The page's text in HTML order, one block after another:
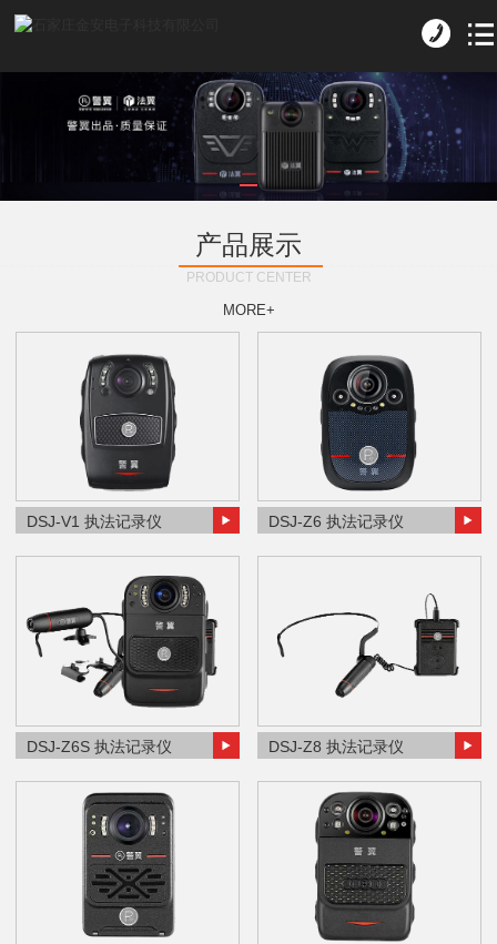
产品展示
PRODUCT CENTER
MORE+
DSJ-V1 执法记录仪 DSJ-Z6 执法记录仪
DSJ-Z6S 执法记录仪 DSJ-Z8 执法记录仪